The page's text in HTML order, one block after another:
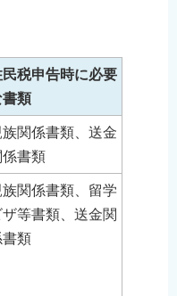
民税申告時に必要
書類
族関係書類、送金
係書類
族関係書類、留学
ザ等書類、送金関
書類